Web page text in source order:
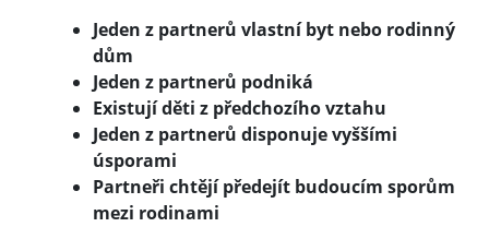
Jeden z partnerů vlastní byt nebo rodinný
dům
Jeden z partnerů podniká
Existují děti z předchozího vztahu
Jeden z partnerů disponuje vyššími
úsporami
Partneři chtějí předejít budoucím sporům
mezi rodinami